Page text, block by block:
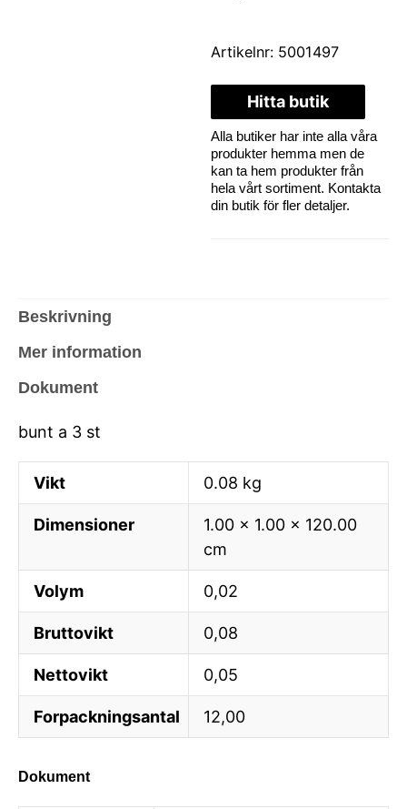
Artikelnr: 5001497
Hitta butik
Alla butiker har inte alla våra
produkter hemma men de
kan ta hem produkter från
hela vårt sortiment. Kontakta
din butik för fler detaljer.
Beskrivning
Mer information
Dokument
bunt a 3 st
Vikt 0.08 kg
Dimensioner
1.00 × 1.00 × 120.00
cm
Volym 0,02
Bruttovikt 0,08
Nettovikt 0,05
Forpackningsantal 12,00
Dokument